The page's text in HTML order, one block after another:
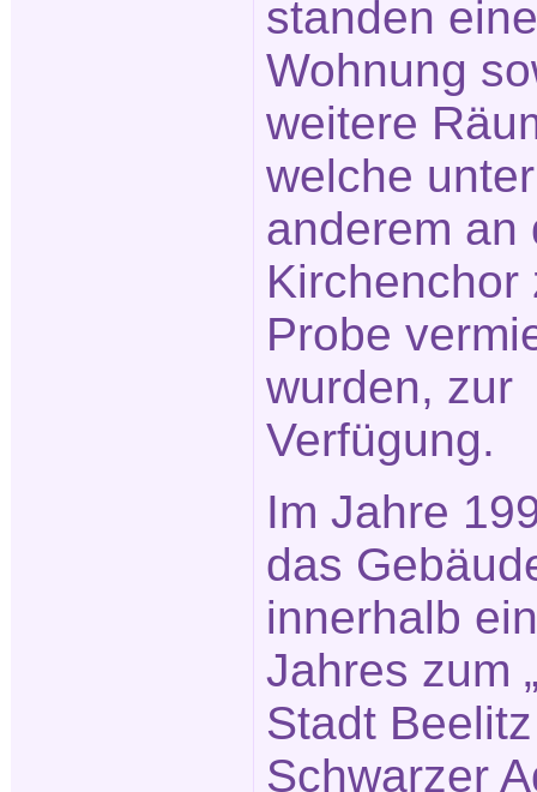
standen eine
Wohnung
weitere
welche unter
anderem an
Kirchenchor
Probe
wurden, zur
Verfügung.
Im Jahre
das
innerhalb
Jahres zum
Stadt
Schwarzer